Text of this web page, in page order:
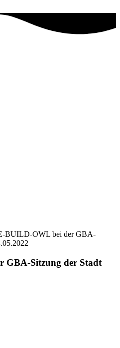
BUILD-OWL bei der GBA-
GBA-Sitzung der Stadt